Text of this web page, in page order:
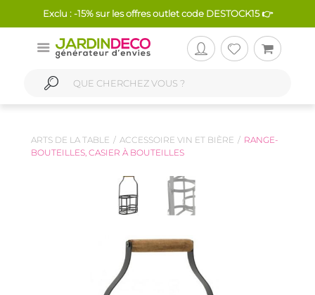
Exclu : -15% sur les offres outlet code DESTOCK15 👉
ARTS DE LA TABLE ACCESSOIRE VIN ET BIÈRE
RANGE-
BOUTEILLES, CASIER À BOUTEILLES